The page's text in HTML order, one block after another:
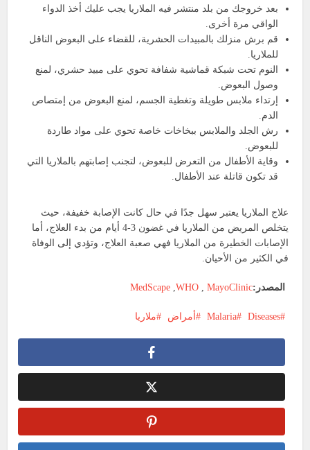
بعد خروجك من بلد منتشر فيه الملاريا يجب عليك أخذ الدواء
الواقي مرة أخرى.
قم برش منزلك بالمبيدات الحشرية، للقضاء على البعوض الناقل
للملاريا.
النوم تحت شبكة قماشية شفافة تحوي على مبيد حشري، لمنع
وصول البعوض.
إرتداء ملابس طويلة وتغطية الجسم، لمنع البعوض من إمتصاص
الدم.
رش الجلد والملابس ببخاخات خاصة تحوي على مواد طاردة
للبعوض.
وقاية الأطفال من التعرض للبعوض، لتجنب إصابتهم بالملاريا التي
قد تكون قاتلة عند الأطفال.
علاج الملاريا يعتبر سهل جدًا في حال كانت الإصابة خفيفة، حيث
يتخلص المريض من الملاريا في غضون 3-4 أيام من بدء العلاج، أما
الإصابات الخطيرة من الملاريا فهي صعبة العلاج، وتؤدي إلى الوفاة
في الكثير من الأحيان.
المصدر:MayoClinic
,
WHO
,
MedScape
Diseases
Malaria أمراض ملاريا